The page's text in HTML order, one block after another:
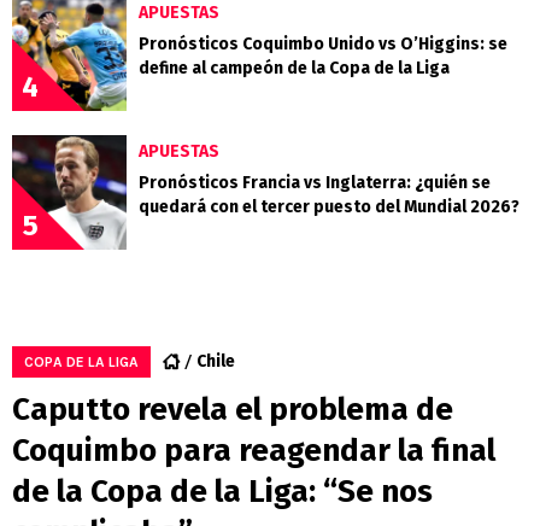
4
APUESTAS
Pronósticos Coquimbo Unido vs O’Higgins: se
define al campeón de la Copa de la Liga
5
APUESTAS
Pronósticos Francia vs Inglaterra: ¿quién se
quedará con el tercer puesto del Mundial 2026?
COPA DE LA LIGA Chile
Caputto revela el problema de
Coquimbo para reagendar la final
de la Copa de la Liga: “Se nos